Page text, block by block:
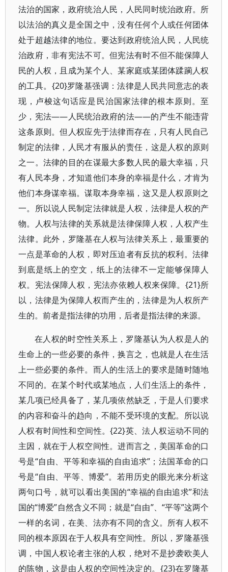
法治的国家，政府统治人民，人民同时统治政府。所
以法治的真义是全国之中，没有任何个人或任何团体
处于超越法律的地位。要达到政府统治人民，人民统
治政府，非有宪法不可。但宪法有时不但不能保障人
民的人权，且成为某个人、某家庭或某团体蹂躏人权
的工具。{20}罗隆基强调：法律是人民共同意志的表
现，卢梭这句话应是民治国家法律的根本原则。至
少，宪法——人民统治政府的法——的产生不能违背
这条原则。但人权应先于法律而存在，只有人民自己
制定的法律，人民才有服从的责任，这是人权的原则
之一。法律的目的在谋最大多数人民的最大幸福，只
有人民本身，才知道他们本身的幸福是什么，才肯为
他们本身谋幸福。谋取本身幸福，这又是人权原则之
一。所以说人民制定法律就是人权，法律是人权的产
物。人权与法律的关系就是法律保障人权，人权产生
法律。此外，罗隆基在人权与法律关系上，最重要的
一点是革命的人权，即对压迫者有反抗的权利。法律
到底是纸上的空文，纸上的法律不一定能够保障人
权。宪法保障人权，宪法亦依赖人权来保障。{21}所
以，法律是为保障人权而产生的，法律是为人权所产
生的。前者是指法律的功用，后者是指法律的来源。
在人权的时空性关系上，罗隆基认为人权是人的
生命上的一些必要的条件，换言之，也就是人在生活
上一些必要的条件。而人的生活上的要求是随时随地
不同的。在某个时代或某地点，人们生活上的条件，
某几项已经具备了，某几项依然缺乏，于是人们要求
的内容和奋斗的趋向，不能不受环境的支配。所以说
人权有时间性和空间性。{22}英、法人权运动不同的
主因，就在于人权空间性。进而言之，美国革命的口
号是“自由、平等和幸福的自由追求”；法国革命的口
号是“自由、平等、博爱”。若用历史的眼光来分析这
两句口号，就可以看出美国的“幸福的自由追求”和法
国的“博爱”自然含义不同；就是“自由”、“平等”这两个
一样的名词，在美、法亦有不同的含义。所有人权不
同的根本原因在于人权具有空间性。所以，罗隆基强
调，中国人权论者主张的人权，绝对不是抄袭欧美人
的陈物，这是由人权的空间性决定的。{23}在罗隆基